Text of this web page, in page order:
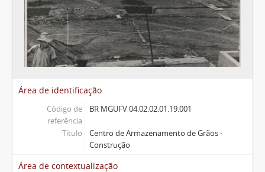
Área de identificação
Código de
referência
BR MGUFV 04.02.02.01.19.001
Título
Centro de Armazenamento de Grãos -
Construção
Área de contextualização